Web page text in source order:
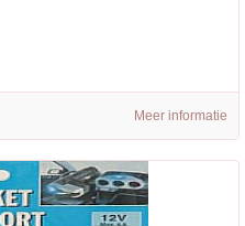
Meer informatie